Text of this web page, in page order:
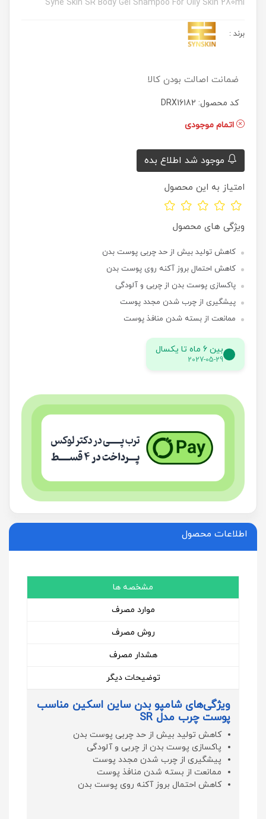
Syne Skin SR Body Gel Shampoo For Oily Skin 280ml
برند :
ضمانت اصالت بودن کالا
کد محصول: DRX16182
اتمام موجودی
موجود شد اطلاع بده
امتیاز به این محصول
ویژگی های محصول
کاهش تولید بیش از حد چربی پوست بدن
کاهش احتمال بروز آکنه روی پوست بدن
پاکسازی پوست بدن از چربی و آلودگی
پیشگیری از چرب شدن مجدد پوست
ممانعت از بسته شدن منافذ پوست
بین 6 ماه تا یکسال
2027-05-29
اطلاعات محصول
مشخصه ها
موارد مصرف
روش مصرف
هشدار مصرف
توضیحات دیگر
ویژگی‌های شامپو بدن ساین اسکین مناسب
پوست چرب مدل SR
کاهش تولید بیش از حد چربی پوست بدن
پاکسازی پوست بدن از چربی و آلودگی
پیشگیری از چرب شدن مجدد پوست
ممانعت از بسته شدن منافذ پوست
کاهش احتمال بروز آکنه روی پوست بدن